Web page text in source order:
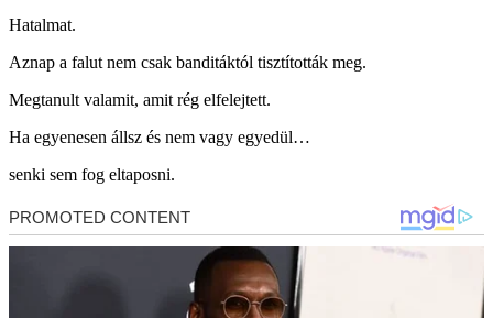
Hatalmat.
Aznap a falut nem csak banditáktól tisztították meg.
Megtanult valamit, amit rég elfelejtett.
Ha egyenesen állsz és nem vagy egyedül…
senki sem fog eltaposni.